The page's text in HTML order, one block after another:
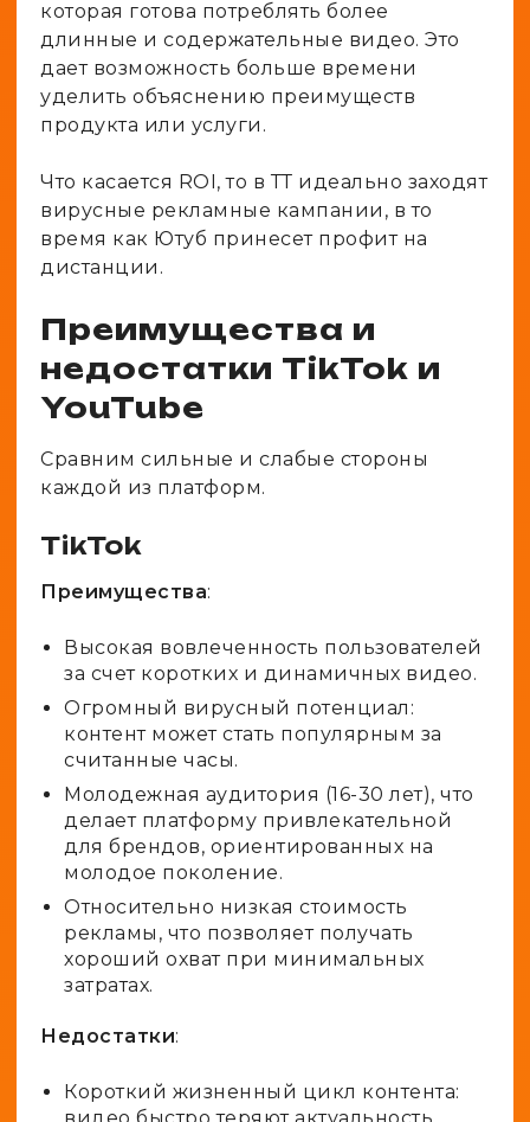
которая готова потреблять более
длинные и содержательные видео. Это
дает возможность больше времени
уделить объяснению преимуществ
продукта или услуги.
Что касается ROI, то в ТТ идеально заходят
вирусные рекламные кампании, в то
время как Ютуб принесет профит на
дистанции.
Преимущества и
недостатки TikTok и
YouTube
Сравним сильные и слабые стороны
каждой из платформ.
TikTok
Преимущества:
Высокая вовлеченность пользователей
за счет коротких и динамичных видео.
Огромный вирусный потенциал:
контент может стать популярным за
считанные часы.
Молодежная аудитория (16-30 лет), что
делает платформу привлекательной
для брендов, ориентированных на
молодое поколение.
Относительно низкая стоимость
рекламы, что позволяет получать
хороший охват при минимальных
затратах.
Недостатки:
Короткий жизненный цикл контента: